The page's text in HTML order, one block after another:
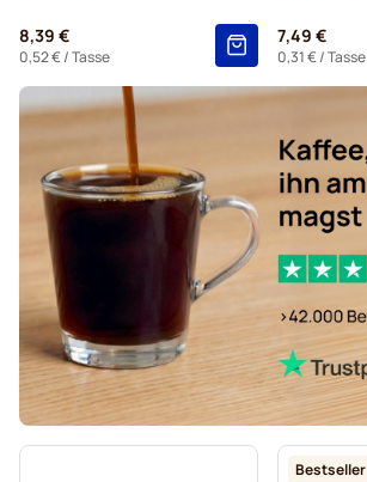
Kaffeekapseln von Gevalia für Tassimo
8,39 €
0,52 €/ Tasse
7,49 €
0,31 €/ Tasse
Bestseller